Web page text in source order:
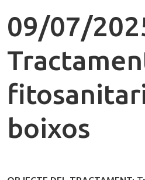
09/07/
boixos